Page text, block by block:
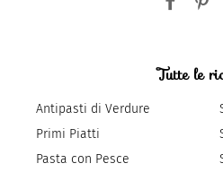
Tutte le
Antipasti di Verdure
Primi Piatti
Pasta con Pesce